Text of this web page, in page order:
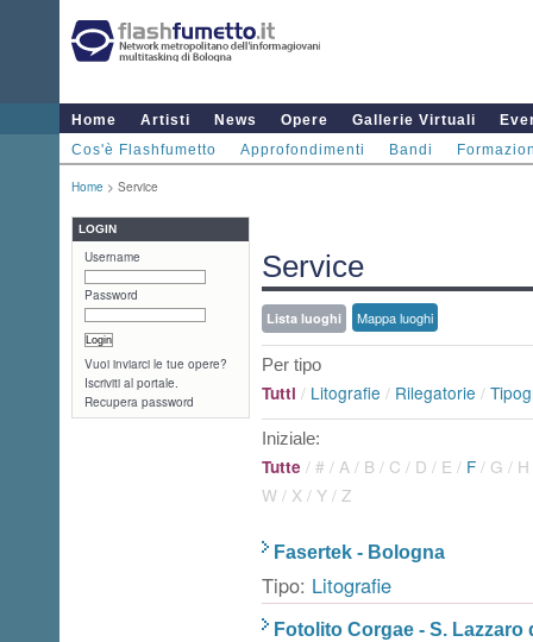
Home Artisti News Opere Gallerie Virtuali
Cos'è Flashfumetto
Approfondimenti Bandi
Home > Service
LOGIN
Username
Password
Vuoi inviarci le tue opere?
Iscriviti al portale.
Recupera password
Service
Lista luoghi Mappa luoghi
Per tipo
Tutti / Litografie / Rilegatorie /
Iniziale:
Tutte / # / A / B / C / D / E / F / G / H
W / X / Y / Z
Fasertek - Bologna
Tipo: Litografie
Fotolito Corgae - S. Lazzaro